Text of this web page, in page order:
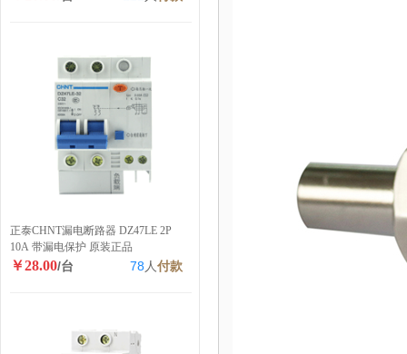
正泰CHNT漏电断路器 DZ47LE 2P
10A 带漏电保护 原装正品
￥28.00/台 78 人付款